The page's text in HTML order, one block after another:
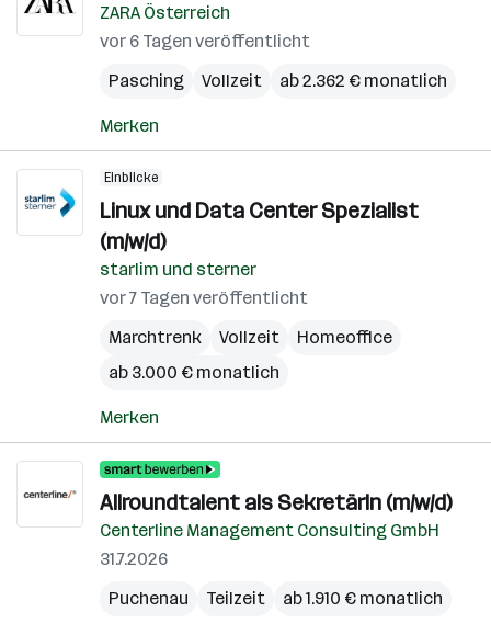
ZARA Österreich
vor 6 Tagen veröffentlicht
Pasching
Vollzeit ab 2.362 € monatlich
Merken
Einblicke
Linux und Data Center Spezialist
(m/w/d)
starlim und sterner
vor 7 Tagen veröffentlicht
Marchtrenk
Vollzeit
Homeoffice
ab 3.000 € monatlich
Merken
Allroundtalent als SekretärIn (m/w/d)
Centerline Management Consulting GmbH
31.7.2026
Puchenau
Teilzeit ab 1.910 € monatlich